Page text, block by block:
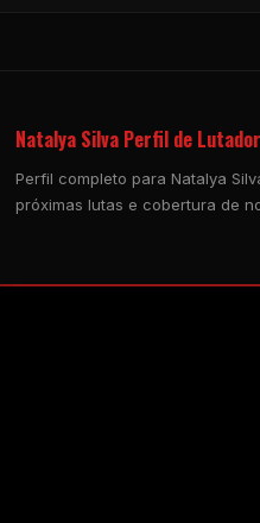
Natalya Silva Perfil de
Perfil completo para Natalya
próximas lutas e cobertura de